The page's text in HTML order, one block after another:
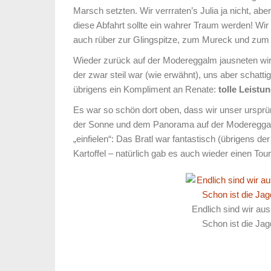
Marsch setzten. Wir verrraten’s Julia ja nicht,
diese Abfahrt sollte ein wahrer Traum werden!
auch rüber zur Glingspitze, zum Mureck und
Wieder zurück auf der Modereggalm jausneten
der zwar steil war (wie erwähnt), uns aber
übrigens ein Kompliment an Renate: tolle
Es war so schön dort oben, dass wir unser
der Sonne und dem Panorama auf der
„einfielen“: Das Bratl war fantastisch (übrigens
Kartoffel – natürlich gab es auch wieder einen
Endlich sind wir
Schon ist die